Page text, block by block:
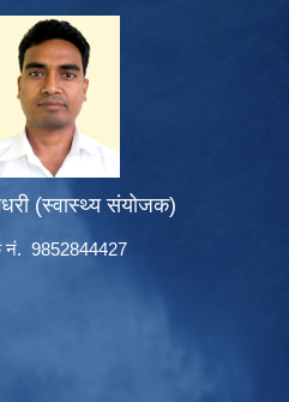
(स्वास्थ्य संयोजक)
नं. 9852844427